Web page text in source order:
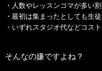
・人数やレッスンコマが多い
・最初は集まったとしても生
・いずれスタジオ代などコス
そんなの嫌ですよね？